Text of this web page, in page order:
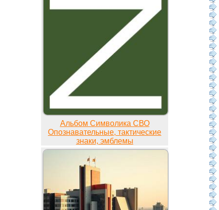
Альбом Символика СВО
Опознавательные, тактические
знаки, эмблемы